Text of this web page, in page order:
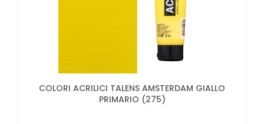
COLORI ACRILICI TALENS AMSTERDAM GIALLO
PRIMARIO (275)